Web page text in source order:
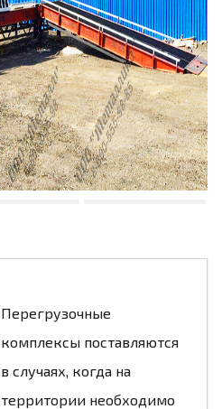
Перегрузочные
комплексы поставляются
в случаях, когда на
территории необходимо